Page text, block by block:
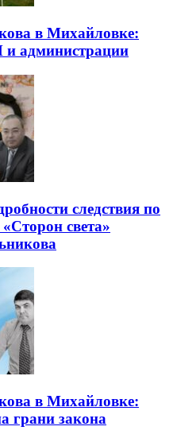
в Михайловке:
администрации
следствия по
света»
в Михайловке:
грани закона